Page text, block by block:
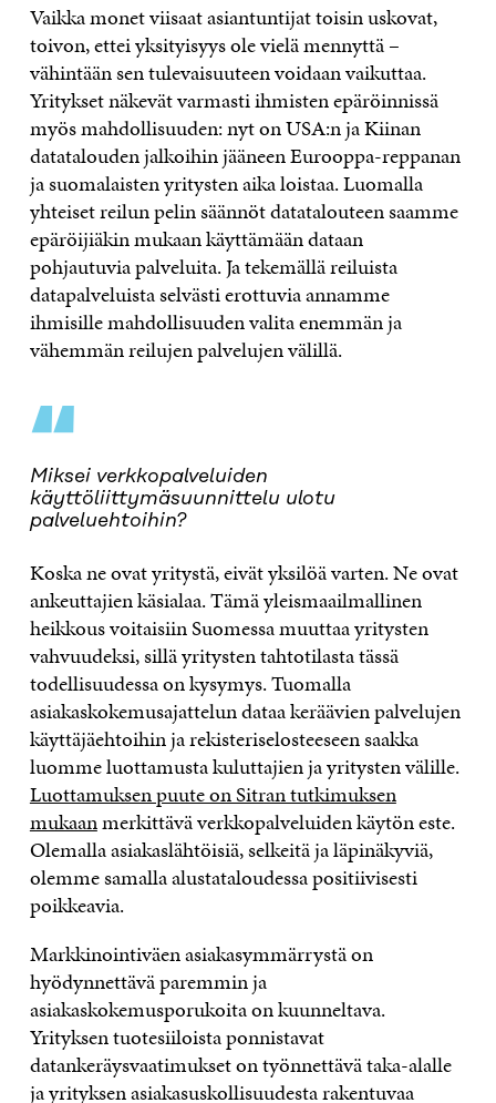
Vaikka monet viisaat asiantuntijat toisin uskovat,
toivon, ettei yksityisyys ole vielä mennyttä –
vähintään sen tulevaisuuteen voidaan vaikuttaa.
Yritykset näkevät varmasti ihmisten epäröinnissä
myös mahdollisuuden: nyt on USA:n ja Kiinan
datatalouden jalkoihin jääneen Eurooppa-reppanan
ja suomalaisten yritysten aika loistaa. Luomalla
yhteiset reilun pelin säännöt datatalouteen saamme
epäröijiäkin mukaan käyttämään dataan
pohjautuvia palveluita. Ja tekemällä reiluista
datapalveluista selvästi erottuvia annamme
ihmisille mahdollisuuden valita enemmän ja
vähemmän reilujen palvelujen välillä.
“
Miksei verkkopalveluiden
käyttöliittymäsuunnittelu ulotu
palveluehtoihin?
Koska ne ovat yritystä, eivät yksilöä varten. Ne ovat
ankeuttajien käsialaa. Tämä yleismaailmallinen
heikkous voitaisiin Suomessa muuttaa yritysten
vahvuudeksi, sillä yritysten tahtotilasta tässä
todellisuudessa on kysymys. Tuomalla
asiakaskokemusajattelun dataa keräävien palvelujen
käyttäjäehtoihin ja rekisteriselosteeseen saakka
luomme luottamusta kuluttajien ja yritysten välille.
Luottamuksen puute on Sitran tutkimuksen
mukaanmerkittävä verkkopalveluiden käytön este.
Olemalla asiakaslähtöisiä, selkeitä ja läpinäkyviä,
olemme samalla alustataloudessa positiivisesti
poikkeavia.
Markkinointiväen asiakasymmärrystä on
hyödynnettävä paremmin ja
asiakaskokemusporukoita on kuunneltava.
Yrityksen tuotesiiloista ponnistavat
datankeräysvaatimukset on työnnettävä taka-alalle
ja yrityksen asiakasuskollisuudesta rakentuvaa